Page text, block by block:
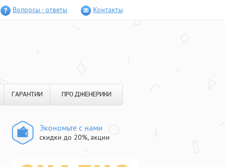
Вопросы - ответы Контакты
ГАРАНТИИ ПРО ДЖЕНЕРИКИ
Экономьте с нами
скидки до 20%, акции